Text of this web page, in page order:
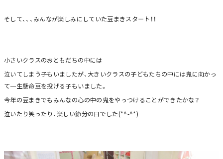
そして、、、みんなが楽しみにしていた豆まきスタート！！
小さいクラスのおともだちの中には
泣いてしまう子もいましたが、大きいクラスの子どもたちの中には鬼に向かっ
て一生懸命豆を投げる子もいました。
今年の豆まきでもみんなの心の中の鬼をやっつけることができたかな？
泣いたり笑ったり、楽しい節分の日でした(*^-^*)